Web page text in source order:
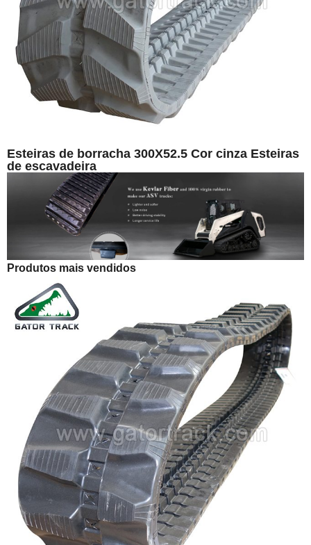
Esteiras de borracha 300X52.5 Cor cinza Esteiras
de escavadeira
Produtos mais vendidos